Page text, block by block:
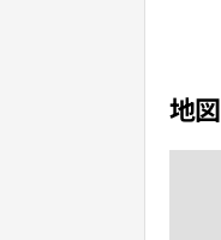
地図